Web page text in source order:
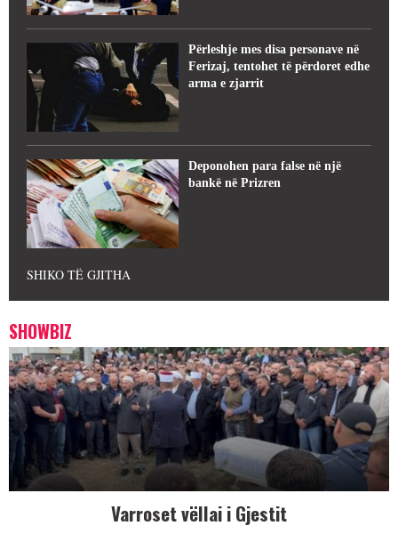
Përleshje mes disa personave në
Ferizaj, tentohet të përdoret edhe
arma e zjarrit
Deponohen para false në një
bankë në Prizren
SHIKO TË GJITHA
SHOWBIZ
Varroset vëllai i Gjestit